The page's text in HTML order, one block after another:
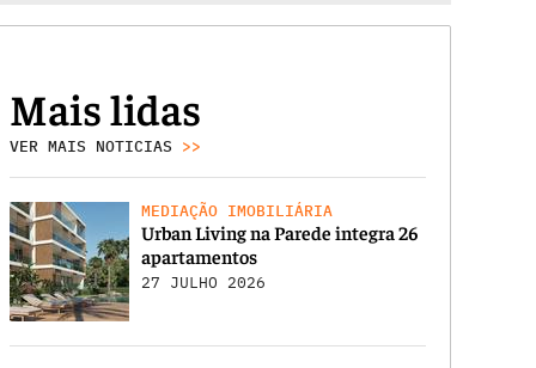
Mais lidas
VER MAIS NOTICIAS >>
MEDIAÇÃO IMOBILIÁRIA
Urban Living na Parede integra 26
apartamentos
27 JULHO 2026